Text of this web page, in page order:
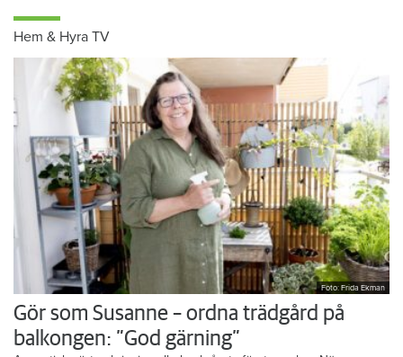
Hem & Hyra TV
Foto: Frida Ekman
Gör som Susanne – ordna trädgård på
balkongen: ”God gärning”